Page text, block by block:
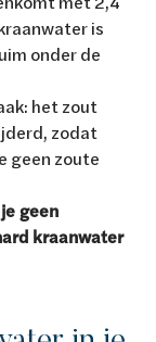
is
onder de
het zout
zodat
geen zoute
geen
kraanwater